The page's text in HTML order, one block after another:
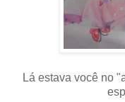
Lá estava você no